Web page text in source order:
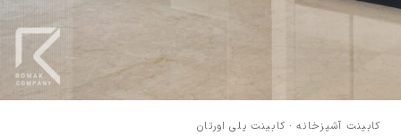
کابینت آشپزخانه· کابینت پلی اورتان